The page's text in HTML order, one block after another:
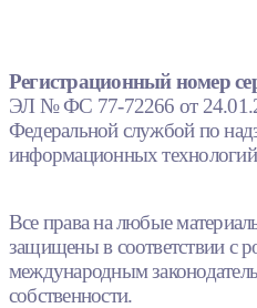
Регистрационный номер
ЭЛ № ФС 77-72266 от
Федеральной службой по
информационных
Все права на любые
защищены в соответствии с
международным
собственности.